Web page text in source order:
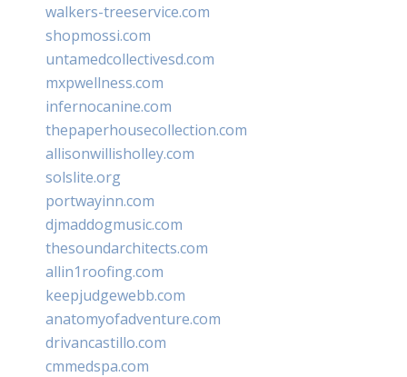
walkers-treeservice.com
shopmossi.com
untamedcollectivesd.com
mxpwellness.com
infernocanine.com
thepaperhousecollection.com
allisonwillisholley.com
solslite.org
portwayinn.com
djmaddogmusic.com
thesoundarchitects.com
allin1roofing.com
keepjudgewebb.com
anatomyofadventure.com
drivancastillo.com
cmmedspa.com